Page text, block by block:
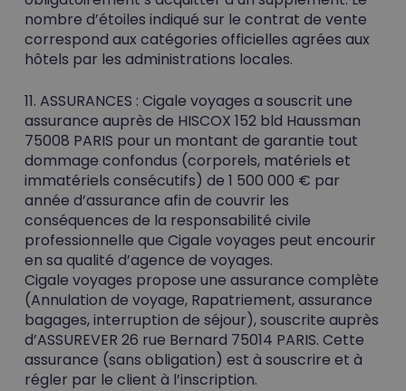
Votre panier est vide.
Go To Shop
nombre d’étoiles indiqué sur le contrat de vente
correspond aux catégories officielles agrées aux
hôtels par les administrations locales.
11. ASSURANCES : Cigale voyages a souscrit une
assurance auprès de HISCOX 152 bld Haussman
75008 PARIS pour un montant de garantie tout
dommage confondus (corporels, matériels et
immatériels consécutifs) de 1 500 000 € par
année d’assurance afin de couvrir les
conséquences de la responsabilité civile
professionnelle que Cigale voyages peut encourir
en sa qualité d’agence de voyages.
Cigale voyages propose une assurance complète
(Annulation de voyage, Rapatriement, assurance
bagages, interruption de séjour), souscrite auprès
d’ASSUREVER 26 rue Bernard 75014 PARIS. Cette
assurance (sans obligation) est à souscrire et à
régler par le client à l’inscription.